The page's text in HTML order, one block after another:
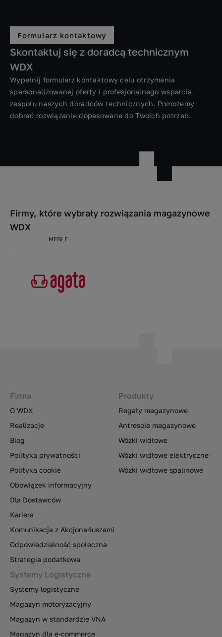
Formularz kontaktowy
Skontaktuj się z doradcą technicznym
WDX
Wypełnij formularz kontaktowy celu otrzymania
spersonalizowanej oferty i profesjonalnego wsparcia
zespołu naszych doradców technicznych. Pomożemy
dobrać rozwiązanie dopasowane do Twoich potrzeb.
Firmy, które wybrały rozwiązania magazynowe
WDX
MEBLE
Firma
O WDX
Realizacje
Blog
Polityka prywatności
Polityka cookie
Obowiązek informacyjny
Dla Dostawców
Kariera
Komunikacja z Akcjonariuszami
Odpowiedzialność społeczna
Strategia podatkowa
Produkty
Regały magazynowe
Antresole magazynowe
Wózki widłowe
Wózki widłowe elektryczne
Wózki widłowe spalinowe
Systemy Logistyczne
Systemy logistyczne
Magazyn motoryzacyjny
Magazyn w standardzie VNA
Magazyn dla e-commerce